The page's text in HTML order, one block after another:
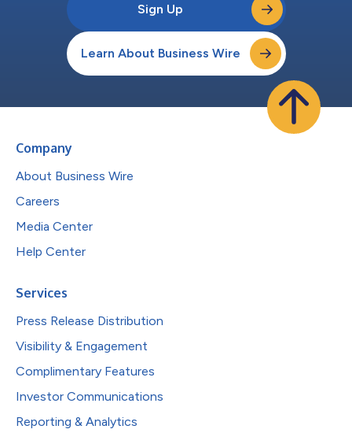
Sign Up
Learn About Business Wire
Company
About Business Wire
Careers
Media Center
Help Center
Services
Press Release Distribution
Visibility & Engagement
Complimentary Features
Investor Communications
Reporting & Analytics